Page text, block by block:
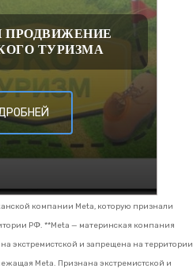
ПРОДВИЖЕНИЕ
ТУРИЗМА
компании Meta, которую признали
РФ. **Meta — материнская компания
экстремистской и запрещена на территории
Meta. Признана экстремистской и